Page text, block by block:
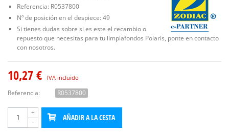
Referencia: R0537800
Nº de posición en el despiece: 49
Si tienes dudas sobre si es este el recambio o
repuesto que necesitas para tu limpiafondos Polaris, ponte en contacto
con nosotros.
10,27 € IVA incluido
Referencia: R0537800
-
+
AÑADIR A LA CESTA